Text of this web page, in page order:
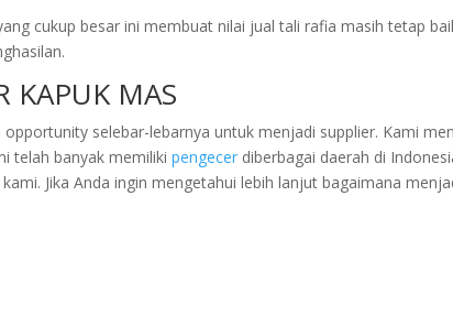
cukup besar ini membuat nilai jual tali rafia masih tetap
KAPUK MAS
selebar-lebarnya untuk menjadi supplier. Kami
telah banyak memilikipengecer diberbagai daerah di
Jika Anda ingin mengetahui lebih lanjut bagaimana